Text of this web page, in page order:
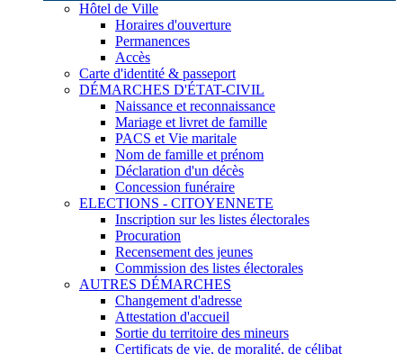
Hôtel de Ville
Horaires d'ouverture
Permanences
Accès
Carte d'identité & passeport
DÉMARCHES D'ÉTAT-CIVIL
Naissance et reconnaissance
Mariage et livret de famille
PACS et Vie maritale
Nom de famille et prénom
Déclaration d'un décès
Concession funéraire
ELECTIONS - CITOYENNETE
Inscription sur les listes électorales
Procuration
Recensement des jeunes
Commission des listes électorales
AUTRES DÉMARCHES
Changement d'adresse
Attestation d'accueil
Sortie du territoire des mineurs
Certificats de vie, de moralité, de célibat